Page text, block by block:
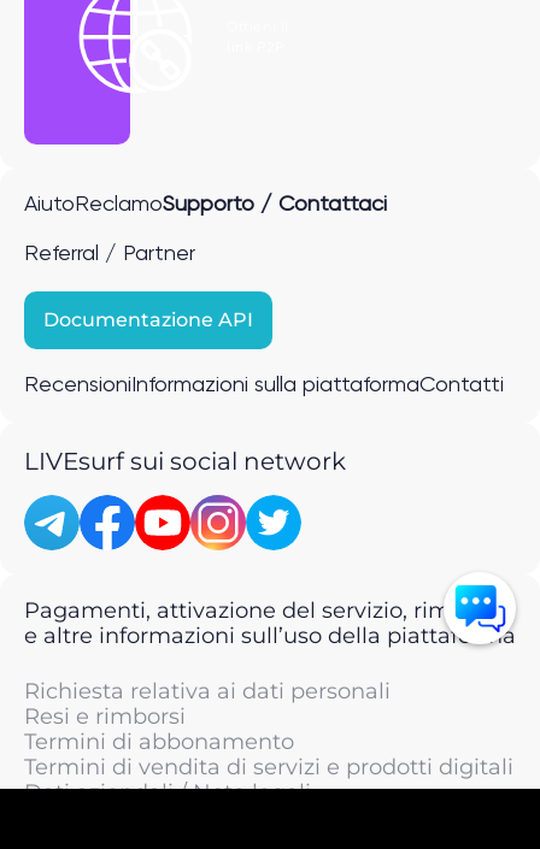
Aiuto ReclamoSupporto / Contattaci
Referral / Partner
Documentazione API
Recensioni Informazioni sulla piattaformaContatti
LIVEsurf sui social network
Pagamenti, attivazione del servizio, rimborsi
e altre informazioni sull’uso della piattaforma
Richiesta relativa ai dati personali
Resi e rimborsi
Termini di abbonamento
Termini di vendita di servizi e prodotti digitali
Dati aziendali / Note legali